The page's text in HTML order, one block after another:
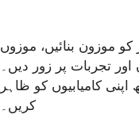
کو موزون بنائیں، موزوں
اور تجربات پر زور دیں۔
کامیابیوں کو ظاہر
کریں۔